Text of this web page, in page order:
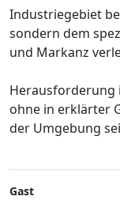
Industriegebiet
sondern dem
und Markanz
Herausforderung
ohne in erklärter
der Umgebung
Gast